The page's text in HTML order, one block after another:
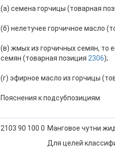
(а) семена горчицы (товарная
(б) нелетучее горчичное масло
(в) жмых из горчичных семян, то
семян (товарная позиция 2306);
(г) эфирное масло из горчицы
Пояснения к подсубпозициям
2103 90 100 0 Манговое чутни
Для целей